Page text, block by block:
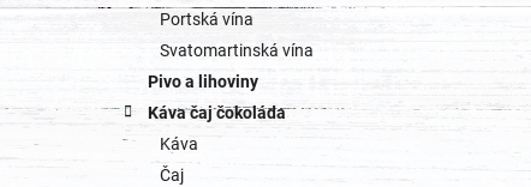
Portská vína
Svatomartinská vína
Pivo a lihoviny
Káva čaj čokoláda
Káva
Čaj